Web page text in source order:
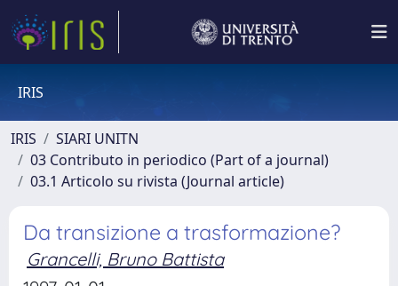
IRIS
IRIS
SIARI UNITN
03 Contributo in periodico (Part of a journal)
03.1 Articolo su rivista (Journal article)
Da transizione a trasformazione?
Grancelli, Bruno Battista